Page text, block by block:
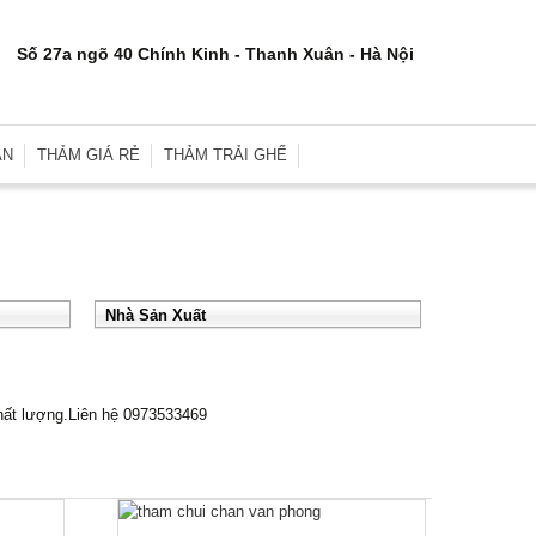
Số 27a ngõ 40 Chính Kinh - Thanh Xuân - Hà Nội
Hợp
THẢM GIÁ RẺ
Thảm Trải Sự Kiện
THẢM TRẢI GHẾ
Gối Ôm Văn Phòng
Nhà Sản Xuất
lượng.Liên hệ 0973533469